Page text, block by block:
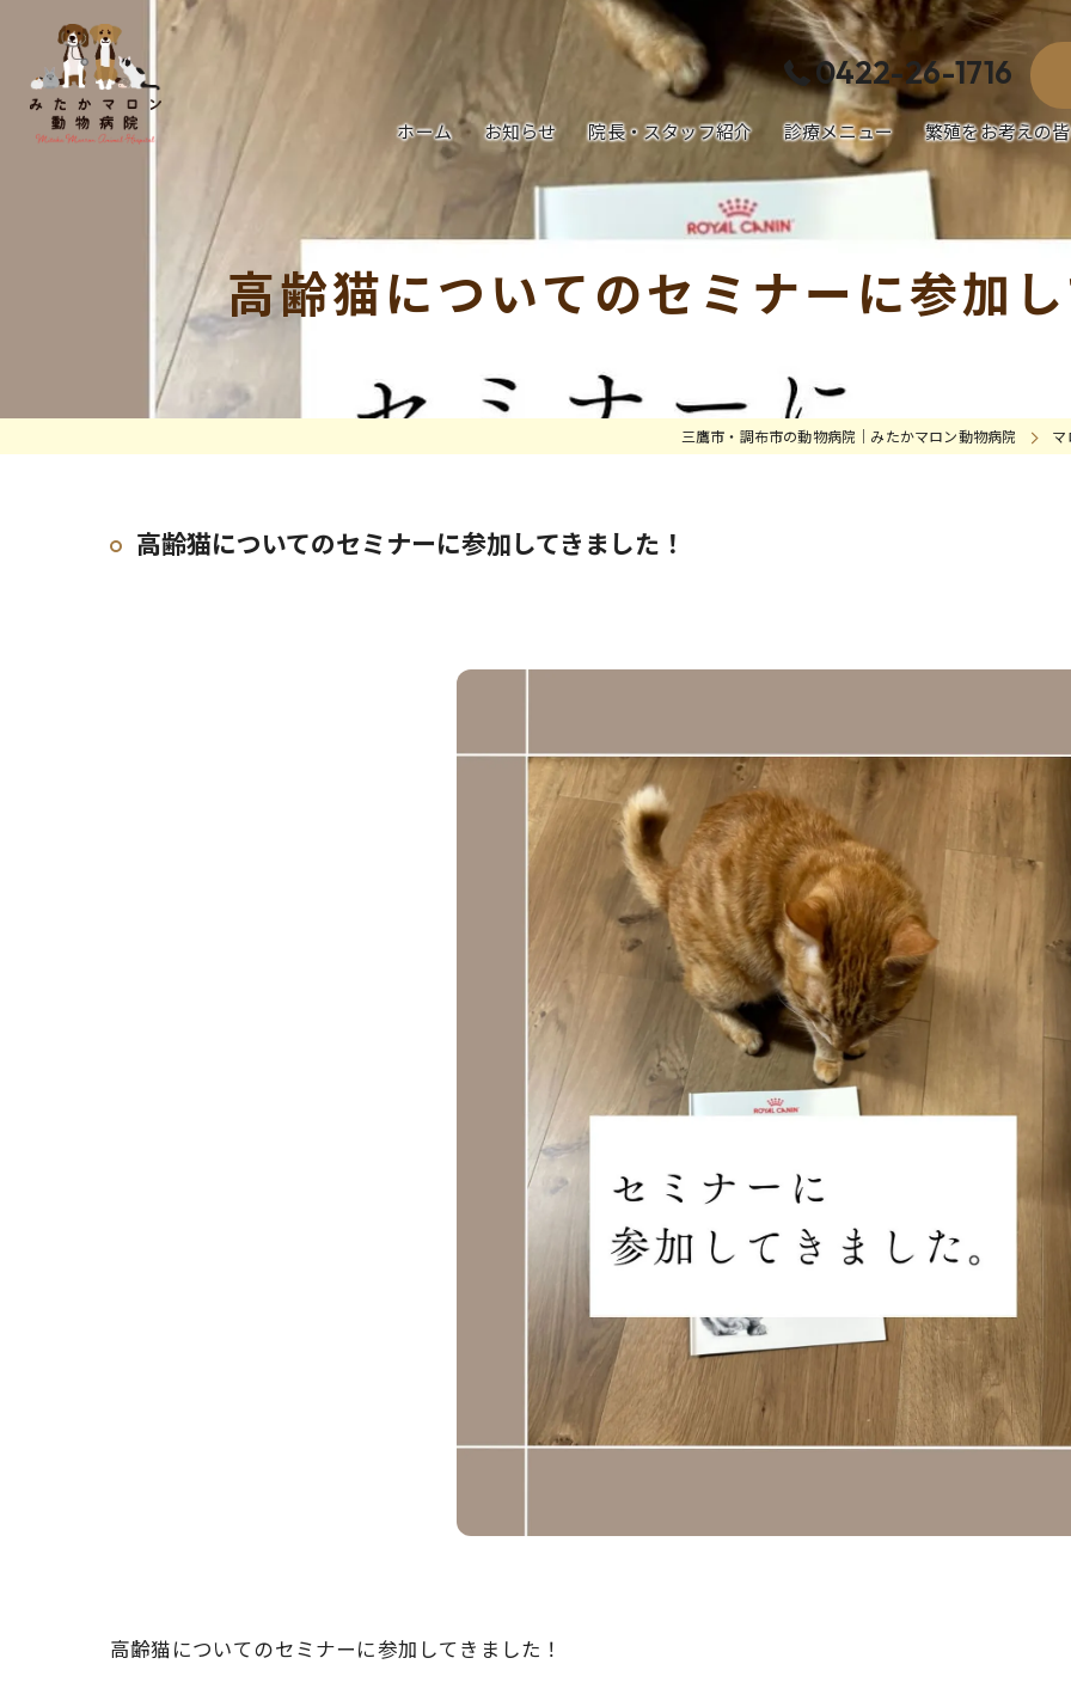
0422-26-1716
ホーム お知らせ 院長・スタッフ紹介 診療メニュー
エキゾチック動物の病気・治療
繁殖をお考えの
高齢猫についてのセミナーに参加し
三鷹市・調布市の動物病院｜みたかマロン動物病院 マ
高齢猫についてのセミナーに参加してきました！
高齢猫についてのセミナーに参加してきました！